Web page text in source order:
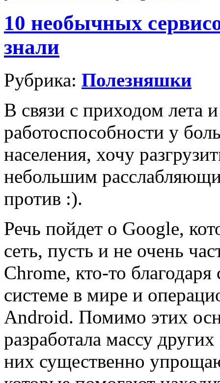
10 необычных
знали
Рубрика: Полезняшки
В связи с приходом лета
работоспособности у
населения, хочу
небольшим
против :).
Речь пойдет о Google,
сеть, пусть и не очень
Chrome, кто-то
системе в мире и
Android. Помимо этих
разработала массу
них существенно